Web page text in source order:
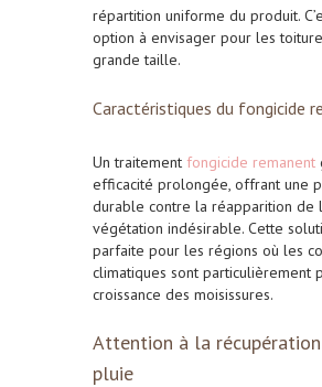
répartition uniforme du produit.
option à envisager pour les
grande taille.
Caractéristiques du fongicide
Un traitement fongicide remanent
efficacité prolongée, offrant une
durable contre la réapparition de
végétation indésirable. Cette
parfaite pour les régions où les
climatiques sont particulièrement
croissance des moisissures.
Attention à la récupération
pluie